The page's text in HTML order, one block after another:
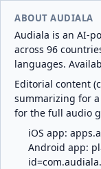
ABOUT AUDIALA
Audiala is an AI-
across 96
languages.
Editorial content
summarizing for
for the full audio
iOS app:
Android app: